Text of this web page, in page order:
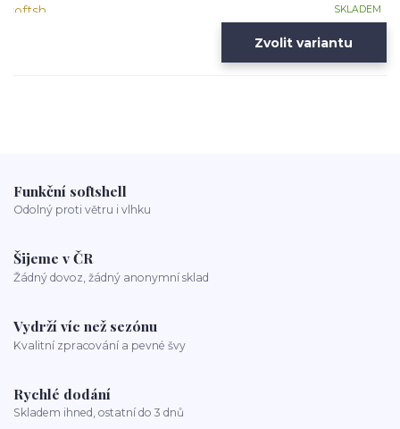
SKLADEM
Zvolit variantu
Funkční softshell
Odolný proti větru i vlhku
Šijeme v ČR
Žádný dovoz, žádný anonymní sklad
Vydrží víc než sezónu
Kvalitní zpracování a pevné švy
Rychlé dodání
Skladem ihned, ostatní do 3 dnů